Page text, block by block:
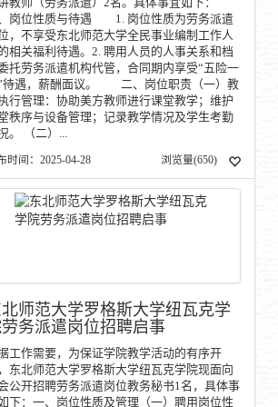
岗位性质与待遇 1. 岗位性质为劳务派遣
，不享受东北师范大学全民事业编制工作人
相关福利待遇。2. 聘用人员的人事关系和档
托劳务派遣机构代管，合同期内享受“五险一
待遇，薪酬面议。 二、岗位职责（一）教
行管理：协助美方教师进行课堂教学；维护
秩序与设备管理；记录教学情况及学生考勤
。 （二）...
时间：2025-04-28 浏览量(650)
师范大学罗格斯大学纽瓦克学
劳务派遣岗位招聘启事
工作需要，为保证学院教学活动的有序开
东北师范大学罗格斯大学纽瓦克学院现面向
公开招聘劳务派遣岗位教务秘书1名，具体事
下：一、岗位性质及管理（一）聘用岗位性